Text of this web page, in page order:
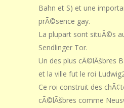
Bahn et S) et une
prÃ©sence gay.
La plupart sont situÃ©s
Sendlinger Tor.
Un des plus cÃ©lÃšbres
et la ville fut le roi
Ce roi construit des
cÃ©lÃšbres comme